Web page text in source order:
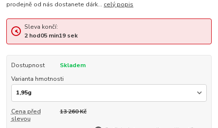
prodejně od nás dostanete dárk... celý popis
Sleva končí:
2hod05min18sek
Dostupnost
Skladem
Varianta hmotnosti
Cena před
slevou
13 260 Kč